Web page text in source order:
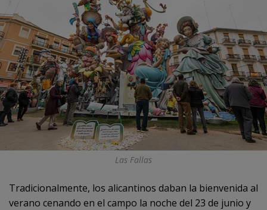
Las Fallas
Tradicionalmente, los alicantinos daban la bienvenida al
verano cenando en el campo la noche del 23 de junio y